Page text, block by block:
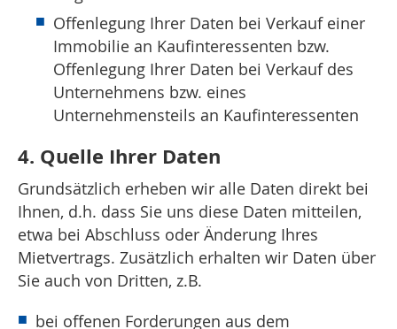
Offenlegung Ihrer Daten bei Verkauf einer
Immobilie an Kaufinteressenten bzw.
Offenlegung Ihrer Daten bei Verkauf des
Unternehmens bzw. eines
Unternehmensteils an Kaufinteressenten
4. Quelle Ihrer Daten
Grundsätzlich erheben wir alle Daten direkt bei
Ihnen, d.h. dass Sie uns diese Daten mitteilen,
etwa bei Abschluss oder Änderung Ihres
Mietvertrags. Zusätzlich erhalten wir Daten über
Sie auch von Dritten, z.B.
bei offenen Forderungen aus dem